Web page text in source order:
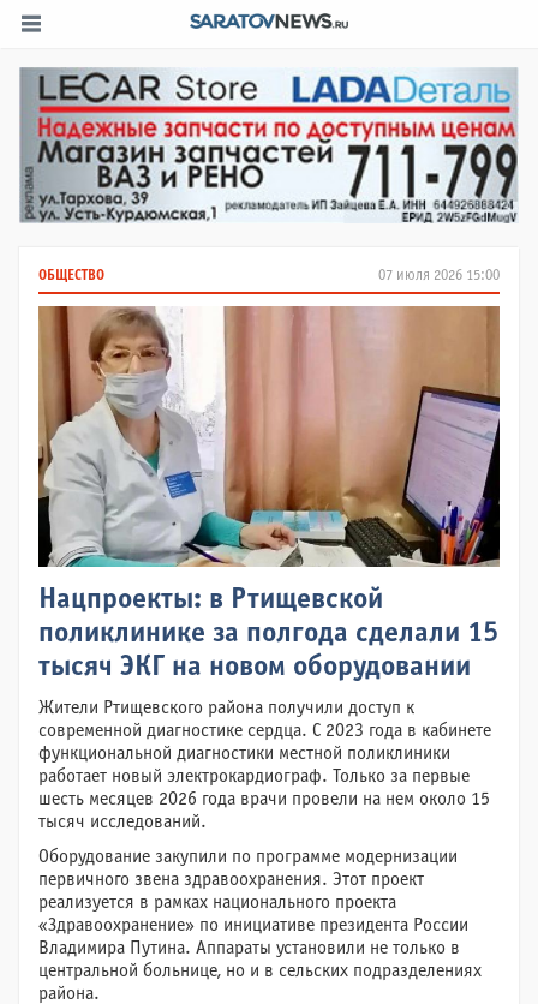
07 июля 2026 15:00
ОБЩЕСТВО
Нацпроекты: в Ртищевской
поликлинике за полгода сделали 15
тысяч ЭКГ на новом оборудовании
Жители Ртищевского района получили доступ к
современной диагностике сердца. С 2023 года в кабинете
функциональной диагностики местной поликлиники
работает новый электрокардиограф. Только за первые
шесть месяцев 2026 года врачи провели на нем около 15
тысяч исследований.
Оборудование закупили по программе модернизации
первичного звена здравоохранения. Этот проект
реализуется в рамках национального проекта
«Здравоохранение» по инициативе президента России
Владимира Путина. Аппараты установили не только в
центральной больнице, но и в сельских подразделениях
района.